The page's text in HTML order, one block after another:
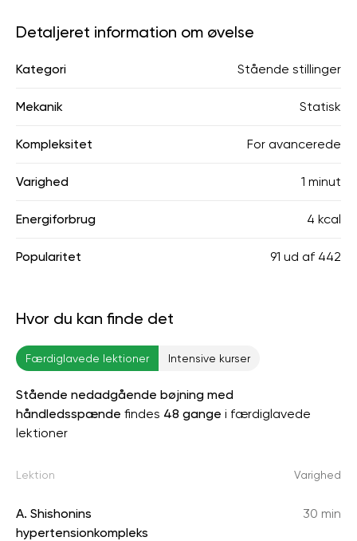
Detaljeret information om øvelse
Kategori Stående stillinger
Mekanik Statisk
Kompleksitet For avancerede
Varighed 1 minut
Energiforbrug 4 kcal
Popularitet 91 ud af 442
Hvor du kan finde det
Færdiglavede lektioner Intensive kurser
Stående nedadgående bøjning med
håndledsspænde findes 48 gange i færdiglavede
lektioner
Lektion Varighed
A. Shishonins
hypertensionkompleks
30 min